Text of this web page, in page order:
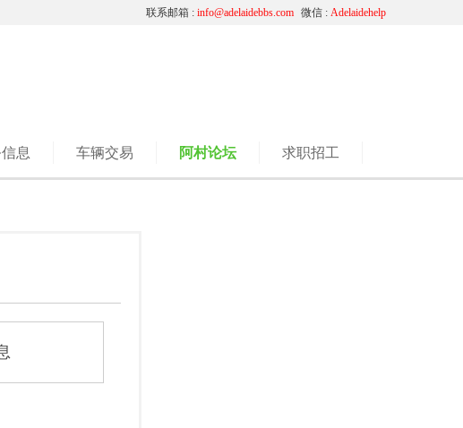
微信 : Adelaidehelp
联系邮箱 : info@adelaidebbs.com
息 车辆交易 阿村论坛 求职招工